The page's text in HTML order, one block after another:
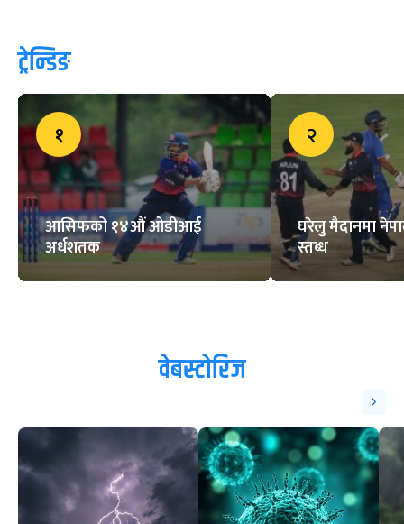
ट्रेन्डिङ
१
आसिफको १४औं ओडीआई
अर्धशतक
२
घरेलु मैदानमा
स्तब्ध
वेबस्टोरिज